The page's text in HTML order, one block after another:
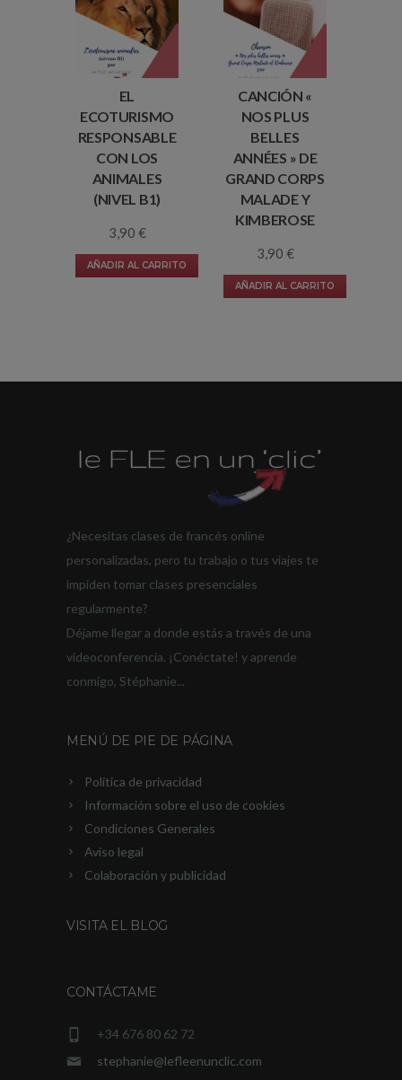
EL
ECOTURISMO
RESPONSABLE
CON LOS
ANIMALES
(NIVEL B1)
3,90 €
AÑADIR AL CARRITO
CANCIÓN «
NOS PLUS
BELLES
ANNÉES » DE
GRAND CORPS
MALADE Y
KIMBEROSE
3,90 €
AÑADIR AL CARRITO
¿Necesitas clases de francés online
personalizadas, pero tu trabajo o tus viajes te
impiden tomar clases presenciales
regularmente?
Déjame llegar a donde estás a través de una
videoconferencia. ¡Conéctate! y aprende
conmigo, Stéphanie...
MENÚ DE PIE DE PÁGINA
Política de privacidad
Información sobre el uso de cookies
Condiciones Generales
Aviso legal
Colaboración y publicidad
VISITA EL BLOG
CONTÁCTAME
+34 676 80 62 72
stephanie@lefleenunclic.com